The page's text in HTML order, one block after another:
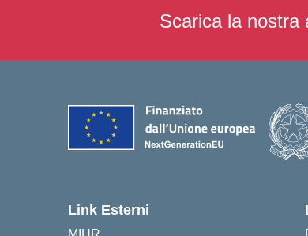
Scarica la nostra
Link Esterni